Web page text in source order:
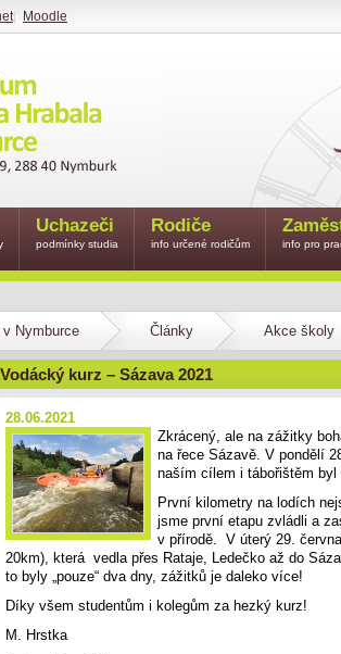
Nymburce Články Akce školy
Vodácký kurz – Sázava 2021
28.06.2021
Zkrácený, ale na zážitky
na řece Sázavě. V pondělí
naším cílem i tábořištěm byl
První kilometry na lodích
jsme první etapu zvládli a
v přírodě. V úterý 29.
20km), která vedla přes Rataje, Ledečko až do
to byly „pouze“ dva dny, zážitků je daleko více!
Díky všem studentům i kolegům za hezký kurz!
M. Hrstka
Uchazeči
podmínky studia
Rodiče
info určené rodičům info pro
| Moodle